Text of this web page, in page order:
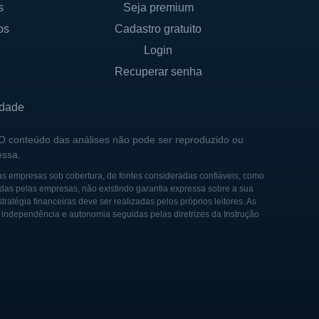
Tennessee. Desde o
Vários pontos de
indústria.
seu portfólio e alcance
produção e na
em constante
novos produtos e linhas,
compromisso com a
de revestimentos.
Seja premium
Cadastro gratuito
Login
Recuperar senha
conteúdo das análises não pode ser reproduzido ou
sob cobertura, de fontes consideradas confiáveis, como
pelas empresas, não existindo garantia expressa sobre a sua
financeiras deve ser realizadas pelos próprios leitores. As
e autonomia seguidas pelas diretrizes da Instrução